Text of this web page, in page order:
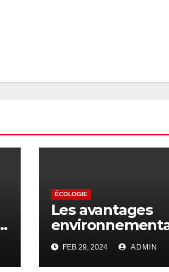
ÉCOLOGIE
Les avantages
de la course à
comme moyen
FEB 29, 2024 ADMIN